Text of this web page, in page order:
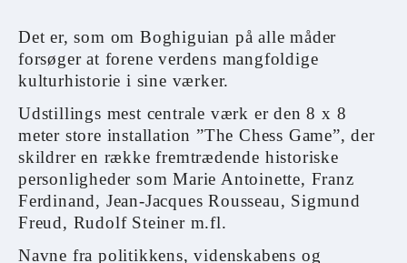
Det er, som om Boghiguian på alle måder
forsøger at forene verdens mangfoldige
kulturhistorie i sine værker.
Udstillings mest centrale værk er den 8 x 8
meter store installation ”The Chess Game”, der
skildrer en række fremtrædende historiske
personligheder som Marie Antoinette, Franz
Ferdinand, Jean-Jacques Rousseau, Sigmund
Freud, Rudolf Steiner m.fl.
Navne fra politikkens, videnskabens og